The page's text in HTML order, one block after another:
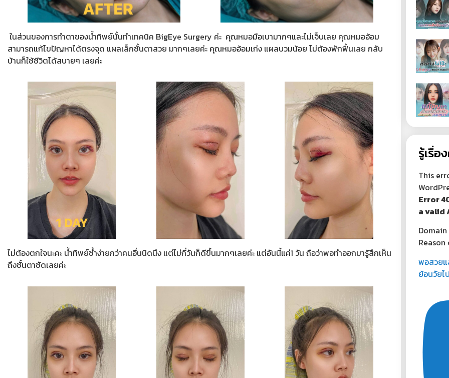
ในส่วนของการทำตาของน้ำทิพย์นั้นทำเทคนิค BigEye Surgery ค่ะ คุณหมอมือเบามากๆและไม่เจ็บเลย คุณหมออ้อม
สามารถแก้ไขปัญหาได้ตรงจุด แผลเล็กชั้นตาสวย มากๆเลยค่ะ คุณหมออ้อมเก่ง แผลบวมน้อย ไม่ต้องพักฟื้นเลย กลับ
บ้านก็ใช้ชีวิตได้สบายๆ เลยค่ะ
ไม่ต้องตกใจนะคะ น้ำทิพย์ช้ำง่ายกว่าคนอื่นนิดนึง แต่ไม่กี่วันก็ดีขึ้นมากๆเลยค่ะ แต่อันนี้แค่1 วัน ถือว่าพอทำออกมารู้สึกเห็น
ถึงชั้นตาชัดเลยค่ะ
รู้เรื่อ
This
Error
a valid
พอสวย
ย้อนวัยไ